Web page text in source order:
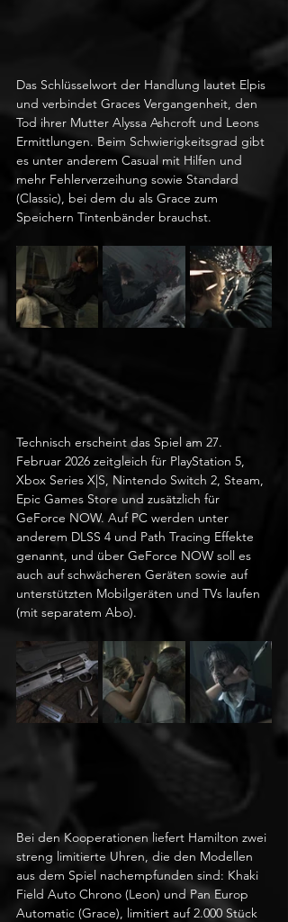
Das Schlüsselwort der Handlung lautet Elpis
und verbindet Graces Vergangenheit, den
Tod ihrer Mutter Alyssa Ashcroft und Leons
Ermittlungen. Beim Schwierigkeitsgrad gibt
es unter anderem Casual mit Hilfen und
mehr Fehlerverzeihung sowie Standard
(Classic), bei dem du als Grace zum
Speichern Tintenbänder brauchst.
Technisch erscheint das Spiel am 27.
Februar 2026 zeitgleich für PlayStation 5,
Xbox Series X|S, Nintendo Switch 2, Steam,
Epic Games Store und zusätzlich für
GeForce NOW. Auf PC werden unter
anderem DLSS 4 und Path Tracing Effekte
genannt, und über GeForce NOW soll es
auch auf schwächeren Geräten sowie auf
unterstützten Mobilgeräten und TVs laufen
(mit separatem Abo).
Bei den Kooperationen liefert Hamilton zwei
streng limitierte Uhren, die den Modellen
aus dem Spiel nachempfunden sind: Khaki
Field Auto Chrono (Leon) und Pan Europ
Automatic (Grace), limitiert auf 2.000 Stück